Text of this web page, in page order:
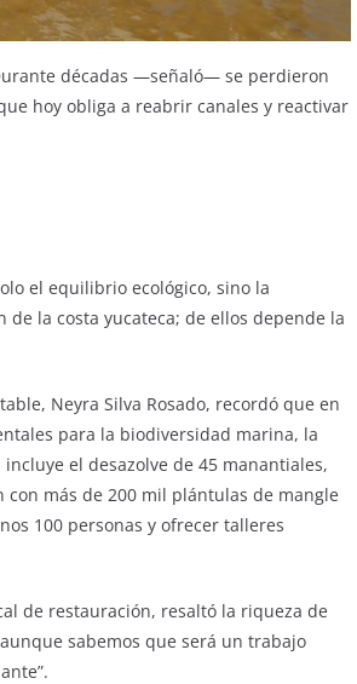
décadas —señaló— se perdieron
hoy obliga a reabrir canales y reactivar
el equilibrio ecológico, sino la
la costa yucateca; de ellos depende la
Neyra Silva Rosado, recordó que en
para la biodiversidad marina, la
el desazolve de 45 manantiales,
más de 200 mil plántulas de mangle
100 personas y ofrecer talleres
de restauración, resaltó la riqueza de
sabemos que será un trabajo